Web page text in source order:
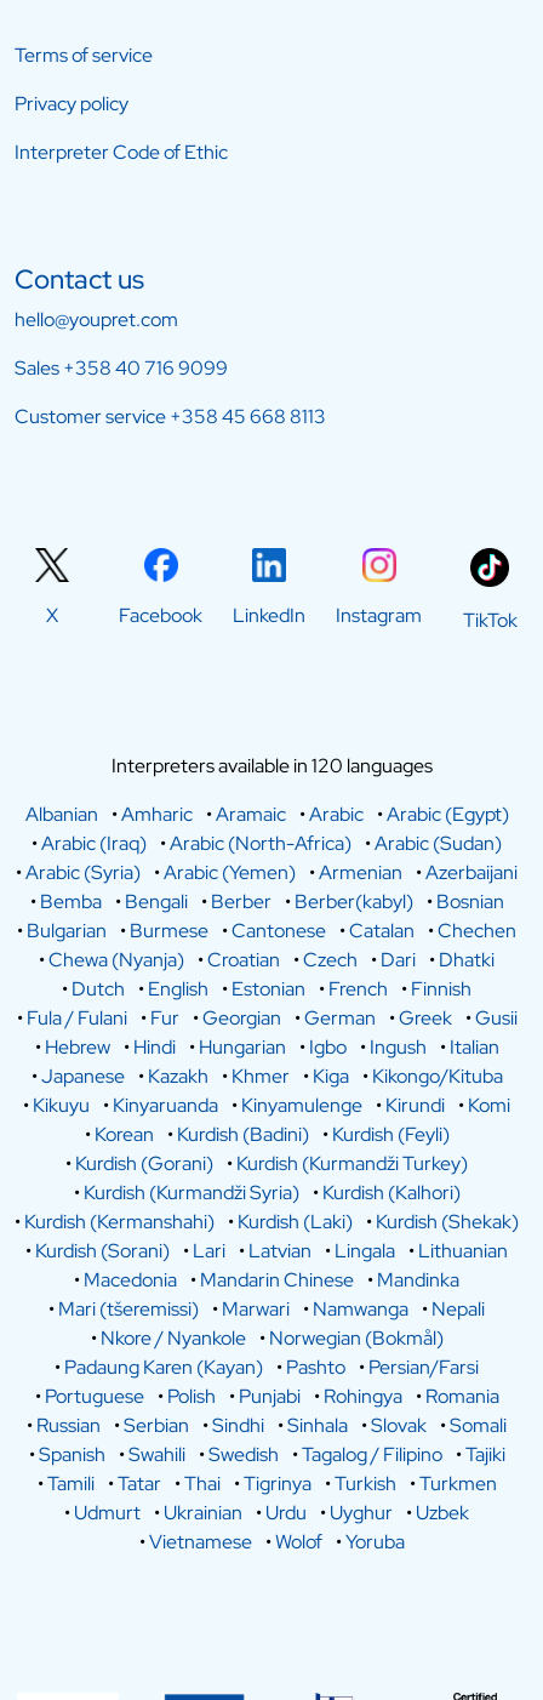
Terms of service
Privacy policy
Interpreter Code of Ethic
Contact us
hello@youpret.com
Sales+358 40 716 9099
Customer service+358 45 668 8113
X Facebook LinkedIn Instagram TikTok
Interpreters available in 120 languages
Albanian
•Amharic •Aramaic •Arabic •Arabic (Egypt)
•Arabic (Iraq) •Arabic (North-Africa) •Arabic (Sudan)
•Arabic (Syria) •Arabic (Yemen) •Armenian •Azerbaijani
•Bemba •Bengali •Berber •Berber(kabyl) •Bosnian
•Bulgarian •Burmese •Cantonese •Catalan •Chechen
•Chewa (Nyanja) •Croatian •Czech •Dari •Dhatki
•Dutch •English •Estonian •French •Finnish
•Fula / Fulani •Fur •Georgian •German •Greek •Gusii
•Hebrew •Hindi •Hungarian •Igbo •Ingush •Italian
•Japanese •Kazakh •Khmer •Kiga •Kikongo/Kituba
•Kikuyu •Kinyaruanda •Kinyamulenge •Kirundi •Komi
•Korean •Kurdish (Badini) •Kurdish (Feyli)
•Kurdish (Gorani) •Kurdish (Kurmandži Turkey)
•Kurdish (Kurmandži Syria) •Kurdish (Kalhori)
•Kurdish (Kermanshahi) •Kurdish (Laki) •Kurdish (Shekak)
•Kurdish (Sorani) •Lari •Latvian •Lingala •Lithuanian
•Macedonia •Mandarin Chinese •Mandinka
•Mari (tšeremissi) •Marwari •Namwanga •Nepali
•Nkore / Nyankole •Norwegian (Bokmål)
•Padaung Karen (Kayan) •Pashto •Persian/Farsi
•Portuguese •Polish •Punjabi •Rohingya •Romania
•Russian •Serbian •Sindhi •Sinhala •Slovak •Somali
•Spanish •Swahili •Swedish •Tagalog / Filipino •Tajiki
•Tamili •Tatar •Thai •Tigrinya •Turkish •Turkmen
•Udmurt •Ukrainian •Urdu •Uyghur •Uzbek
•Vietnamese •Wolof •Yoruba